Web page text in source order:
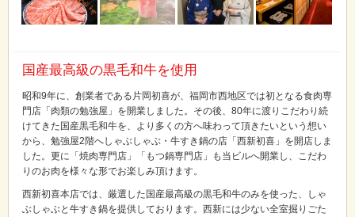
国産最高級の黒毛和牛を使用
昭和9年に、創業者である片岡初喜が、福岡市西地区では初となる食肉専
門店「肉類の勉強屋」を開業しました。その後、80年に渡りこだわり続
けてきた国産黒毛和牛を、より多くの方へ味わって頂きたいという想い
から、勉強屋2階へしゃぶしゃぶ・牛すき鍋の店「西新初喜」を開店しま
した。更に「焼肉専門店」「もつ鍋専門店」も当ビルへ開業し、こだわ
りのお肉を様々な形でお楽しみ頂けます。
西新初喜本店では、厳選した国産最高級の黒毛和牛のみを使った、しゃ
ぶしゃぶと牛すき鍋を提供しております。西新には少ない全室掘りごた